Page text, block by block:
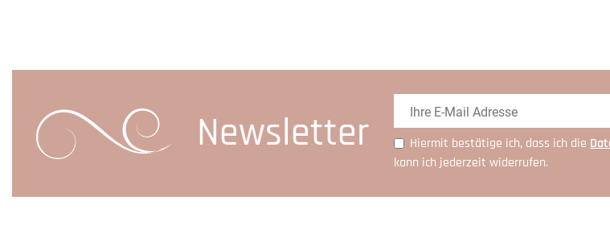
Newsletter Hiermit bestätige ich, dass ich die
kann ich jederzeit widerrufen.